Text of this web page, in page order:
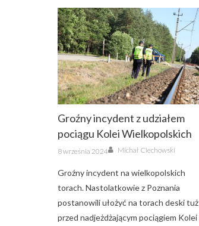
Groźny incydent z udziałem
pociągu Kolei Wielkopolskich
Posted
on
8 września 2024 Author
Michał Ciechowski
Groźny incydent na wielkopolskich
torach. Nastolatkowie z Poznania
postanowili ułożyć na torach deski tuż
przed nadjeżdżającym pociągiem Kolei